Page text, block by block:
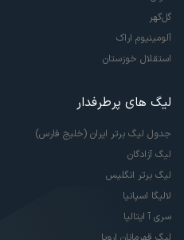
گل‌گهر
آلومینیوم اراک
استقلال خوزستان
لیگ های پرطرفدار
جدول لیگ برتر ایران (خلیج فارس)
لیگ آزادگان
لیگ برتر انگلیس
لالیگا اسپانیا
سری آ ایتالیا